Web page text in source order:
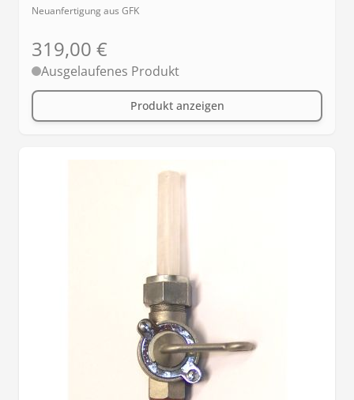
Neuanfertigung aus GFK
319,00 €
Ausgelaufenes Produkt
Produkt anzeigen